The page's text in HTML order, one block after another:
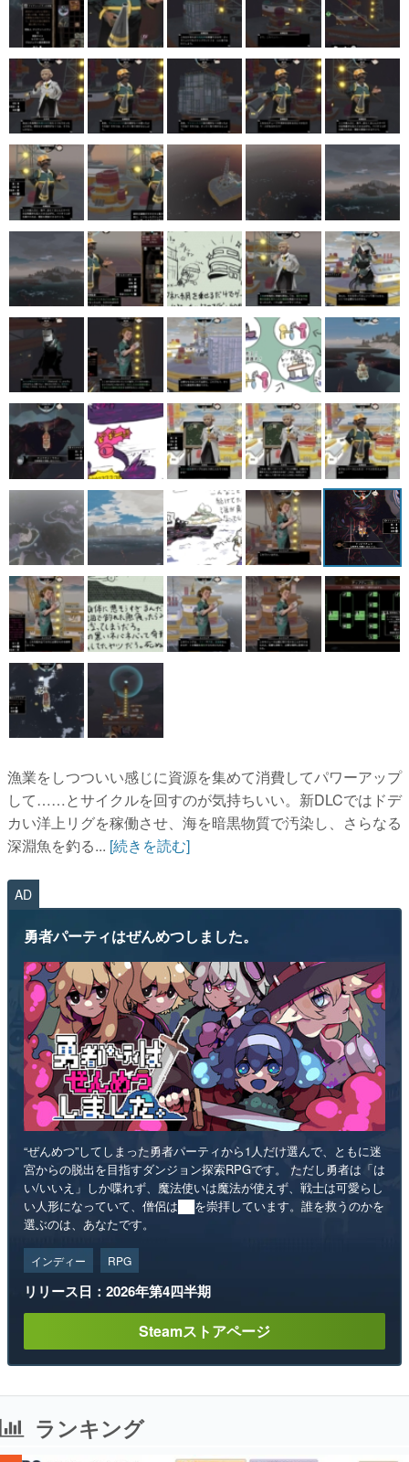
電ファミニコゲーマーとは？
運営：株式会社マレ
漁業をしつついい感じに資源を集めて消費してパワーアップ
して……とサイクルを回すのが気持ちいい。新DLCではドデ
カい洋上リグを稼働させ、海を暗黒物質で汚染し、さらなる
深淵魚を釣る... [続きを読む]
AD
勇者パーティはぜんめつしました。
“ぜんめつ”してしまった勇者パーティから1人だけ選んで、ともに迷
宮からの脱出を目指すダンジョン探索RPGです。 ただし勇者は「は
い/いいえ」しか喋れず、魔法使いは魔法が使えず、戦士は可愛らし
い人形になっていて、僧侶は██を崇拝しています。誰を救うのかを
選ぶのは、あなたです。
インディー RPG
リリース日：2026年第4四半期
Steamストアページ
ランキング